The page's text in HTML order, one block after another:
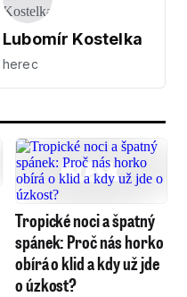
Lubomír Kostelka
herec
Tropické noci a špatný
spánek: Proč nás horko
obírá o klid a kdy už jde
o úzkost?